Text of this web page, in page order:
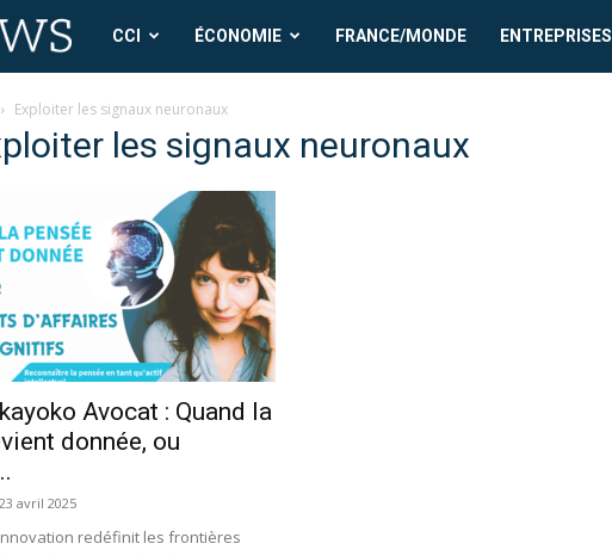
CCI
News
CCI ÉCONOMIE FRANCE/MONDE ENTREPRISES
Exploiter les signaux neuronaux
les signaux neuronaux
Avocat : Quand la
donnée, ou
23 avril 2025
redéfinit les frontières